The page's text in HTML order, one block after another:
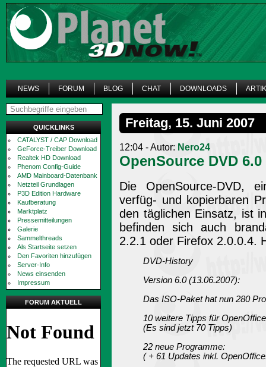
NEWS FORUM BLOG CHAT DOWNLOADS
QUICKLINKS
CATALYST / CAP Download
GeForce-Treiber Download
Realtek HD Download
Phenom Config-Guide
AMD Mainboard-Datenbank
Netzteil Grundlagen
P3D Edition Hardware
Kaufberatung
Marktplatz
Pressemitteilungen
Galerie
Sammelthreads
Als Startseite setzen
Den Favoriten hinzufügen
Server-Info
News einsenden
Impressum
FORUM AKTUELL
Freitag, 15. Juni 2007
12:04 - Autor: Nero24
OpenSource DVD 6.0
Die OpenSource-DVD,
verfüg- und kopierbaren
den täglichen Einsatz, ist
befinden sich auch
2.2.1 oder Firefox 2.0.0.4.
DVD-History
Version 6.0 (13.06.2007):
Das ISO-Paket hat nun 280
10 weitere Tipps für
(Es sind jetzt 70 Tipps)
22 neue Programme:
( + 61 Updates inkl.